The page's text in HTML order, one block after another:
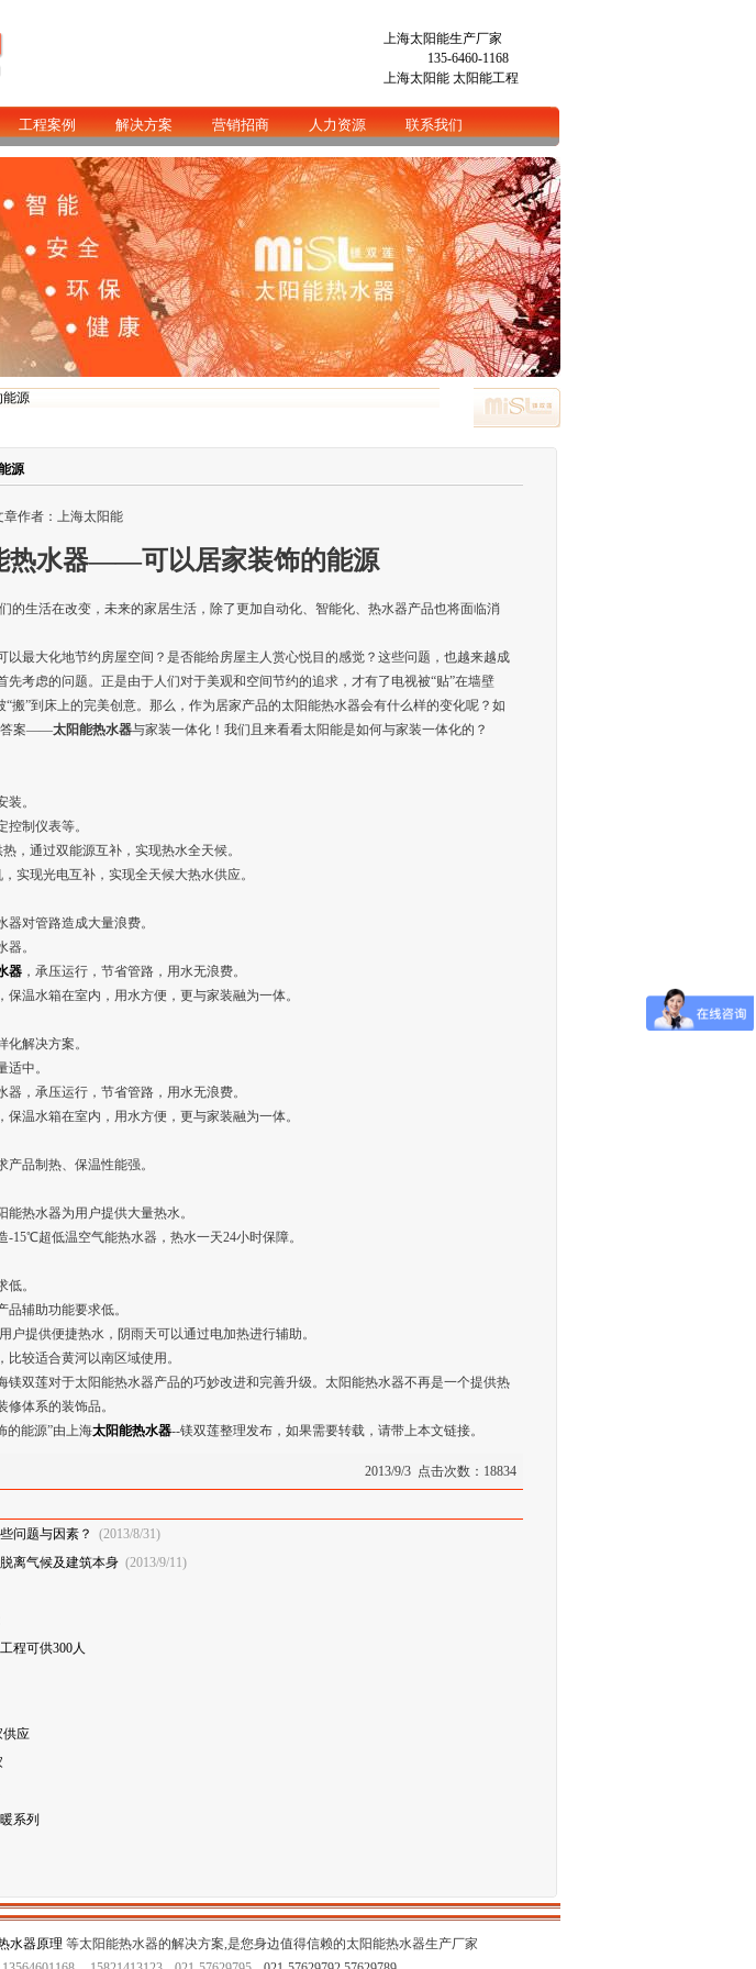
上海太阳能生产厂家
135-6460-1168
上海太阳能 太阳能工程
工程案例 解决方案 营销招商 人力资源 联系我们
源
源
章作者：上海太阳能
热水器——可以居家装饰的能源
生活在改变，未来的家居生活，除了更加自动化、智能化、热水器产品也将面临消
最大化地节约房屋空间？是否能给房屋主人赏心悦目的感觉？这些问题，也越来越成
先考虑的问题。正是由于人们对于美观和空间节约的追求，才有了电视被“贴”在墙壁
“搬”到床上的完美创意。那么，作为居家产品的太阳能热水器会有什么样的变化呢？如
答案——太阳能热水器与家装一体化！我们且来看看太阳能是如何与家装一体化的？
。
制仪表等。
，通过双能源互补，实现热水全天候。
实现光电互补，实现全天候大热水供应。
对管路造成大量浪费。
。
器 ，承压运行，节省管路，用水无浪费。
温水箱在室内，用水方便，更与家装融为一体。
解决方案。
中。
，承压运行，节省管路，用水无浪费。
温水箱在室内，用水方便，更与家装融为一体。
品制热、保温性能强。
热水器为用户提供大量热水。
15℃超低温空气能热水器，热水一天24小时保障。
。
辅助功能要求低。
户提供便捷热水，阴雨天可以通过电加热进行辅助。
较适合黄河以南区域使用。
镁双莲对于太阳能热水器产品的巧妙改进和完善升级。太阳能热水器不再是一个提供热
体系的装饰品。
能源”由上海太阳能热水器--镁双莲整理发布，如果需要转载，请带上本文链接。
2013/9/3 点击次数：18834
问题与因素？
(2013/8/31)
离气候及建筑本身 (2013/9/11)
程可供300人
供应
系列
水器原理 等太阳能热水器的解决方案,是您身边值得信赖的太阳能热水器生产厂家